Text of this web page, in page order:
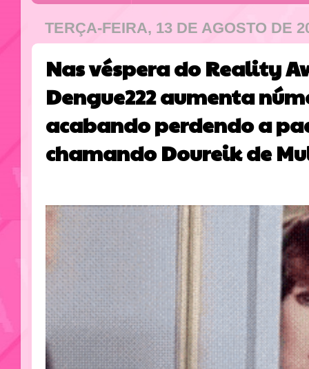
TERÇA-FEIRA, 13 DE AGOSTO DE
Nas véspera do Reality
Dengue222 aumenta
acabando perdendo a
chamando Doureik de